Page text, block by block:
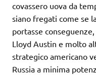
covassero uova da
siano fregati come se
portasse
Lloyd Austin e molto
strategico americano
Russia a minima